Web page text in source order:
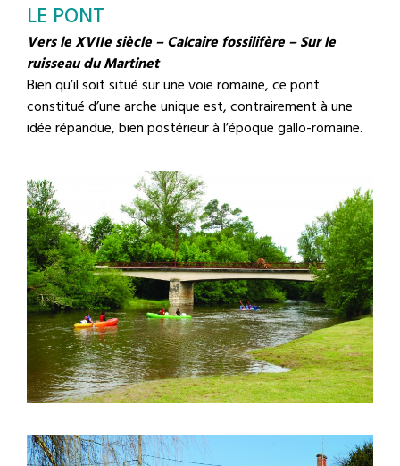
LE PONT
Vers le XVIIe siècle – Calcaire fossilifère – Sur le
ruisseau du Martinet
Bien qu’il soit situé sur une voie romaine, ce pont
constitué d’une arche unique est, contrairement à une
idée répandue, bien postérieur à l’époque gallo-romaine.